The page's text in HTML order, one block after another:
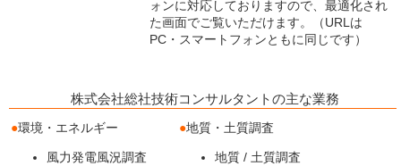
ォンに対応しておりますので、最適化され
た画面でご覧いただけます。（URLは
PC・スマートフォンともに同じです）
株式会社総社技術コンサルタントの主な業務
●環境・エネルギー
風力発電風況調査
●地質・土質調査
地質 / 土質調査